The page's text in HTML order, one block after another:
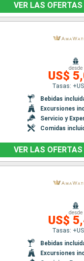
VER LAS OFERTAS
desde
US$
Tasas:
Bebidas
Excursiones
Servicio y
Comidas
VER LAS OFERTAS
desde
US$
Tasas:
Bebidas
Excursiones